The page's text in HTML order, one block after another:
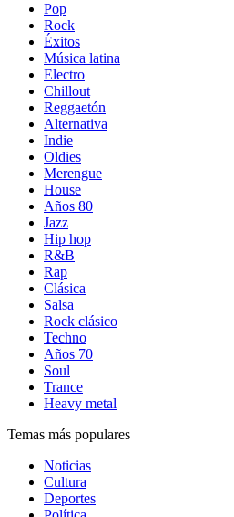
Pop
Rock
Éxitos
Música latina
Electro
Chillout
Reggaetón
Alternativa
Indie
Oldies
Merengue
House
Años 80
Jazz
Hip hop
R&B
Rap
Clásica
Salsa
Rock clásico
Techno
Años 70
Soul
Trance
Heavy metal
Temas más populares
Noticias
Cultura
Deportes